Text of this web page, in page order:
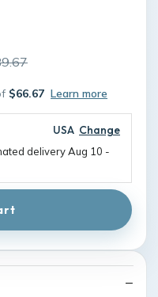
$66.67 Learn more
USA Change
deliveryAug 10 -